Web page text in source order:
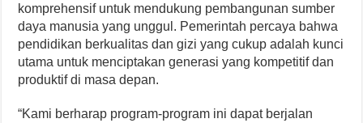
komprehensif untuk mendukung pembangunan sumber
daya manusia yang unggul. Pemerintah percaya bahwa
pendidikan berkualitas dan gizi yang cukup adalah kunci
utama untuk menciptakan generasi yang kompetitif dan
produktif di masa depan.
“Kami berharap program-program ini dapat berjalan